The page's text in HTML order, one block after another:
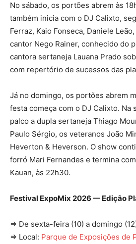
No sábado, os portões abrem às
também inicia com o DJ Calixto,
Ferraz, Kaio Fonseca, Daniele
cantor Nego Rainer, conhecido do
cantora sertaneja Lauana Prado
com repertório de sucessos das
Já no domingo, os portões abrem
festa começa com o DJ Calixto. Na
palco a dupla sertaneja Thiago
Paulo Sérgio, os veteranos João
Heverton & Heverson. O show
forró Mari Fernandes e termina
Kauan, às 22h30.
Festival ExpoMix 2026 — Edição
⇒ De sexta-feira (10) a domingo
⇒ Local: Parque de Exposições de